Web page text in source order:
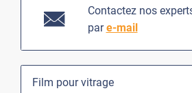
Contactez nos
pare-mail
Film pour vitrage